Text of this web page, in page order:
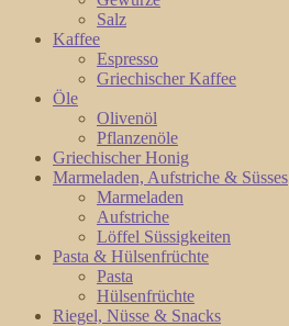
Salz
Kaffee
Espresso
Griechischer Kaffee
Öle
Olivenöl
Pflanzenöle
Griechischer Honig
Marmeladen, Aufstriche & Süsses
Marmeladen
Aufstriche
Löffel Süssigkeiten
Pasta & Hülsenfrüchte
Pasta
Hülsenfrüchte
Riegel, Nüsse & Snacks